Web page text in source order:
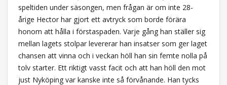
speltiden under säsongen, men frågan är om inte 28-
årige Hector har gjort ett avtryck som borde förära
honom att hålla i förstaspaden. Varje gång han ställer sig
mellan lagets stolpar levererar han insatser som ger laget
chansen att vinna och i veckan höll han sin femte nolla på
tolv starter. Ett riktigt vasst facit och att han höll den mot
just Nyköping var kanske inte så förvånande. Han tycks